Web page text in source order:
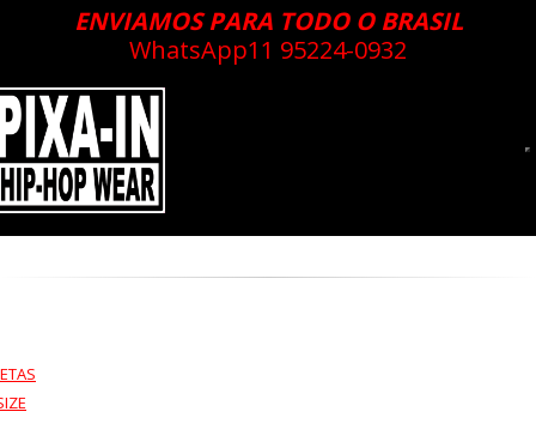
ENVIAMOS PARA TODO O BRASIL
WhatsApp11 95224-0932